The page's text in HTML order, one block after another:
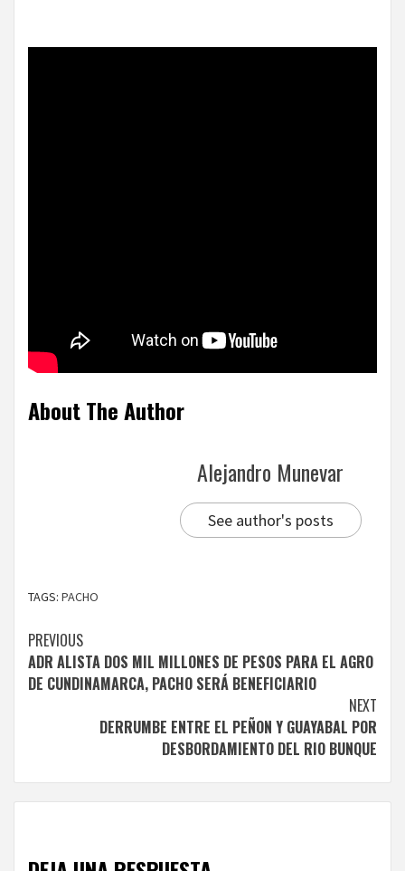
About The Author
Alejandro Munevar
See author's posts
TAGS: PACHO
Continue
Reading
PREVIOUS
ADR ALISTA DOS MIL MILLONES DE PESOS PARA EL AGRO
DE CUNDINAMARCA, PACHO SERÁ BENEFICIARIO
NEXT
DERRUMBE ENTRE EL PEÑON Y GUAYABAL POR
DESBORDAMIENTO DEL RIO BUNQUE